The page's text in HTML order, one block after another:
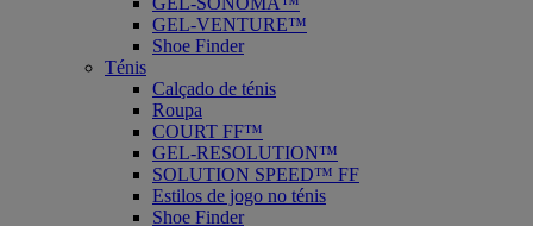
GEL-VENTURE™
Shoe Finder
Ténis
Calçado de ténis
Roupa
COURT FF™
GEL-RESOLUTION™
SOLUTION SPEED™ FF
Estilos de jogo no ténis
Shoe Finder